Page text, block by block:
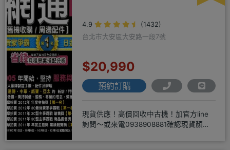
4.9
(1432)
台北市大安區大安路一段7號
$20,990
預約訂購
現貨供應！高價回收中古機！加官方line
詢問～或來電0938908881確認現貨顏色